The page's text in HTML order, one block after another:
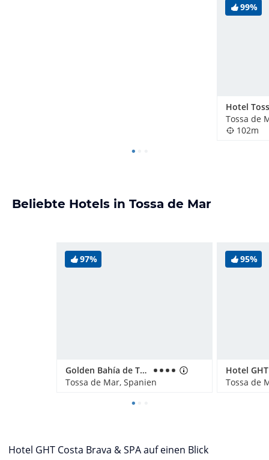
99%
Hotel
Tossa de
102m
Beliebte Hotels in Tossa de Mar
97%
Golden Bahía de Tossa & Spa
Tossa de Mar, Spanien
95%
Hotel
Tossa de
Hotel GHT Costa Brava & SPA auf einen Blick